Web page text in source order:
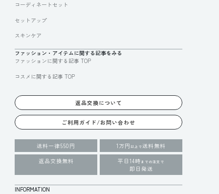
コーディネートセット
セットアップ
スキンケア
ファッション・アイテムに関する記事をみる
ファッションに関する記事 TOP
コスメに関する記事 TOP
返品交換について
ご利用ガイド/お問い合わせ
送料一律550円 1万円 以上で送料無料
返品交換無料
平日14時 までの注文で
即日発送
INFORMATION